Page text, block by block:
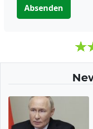
Absenden